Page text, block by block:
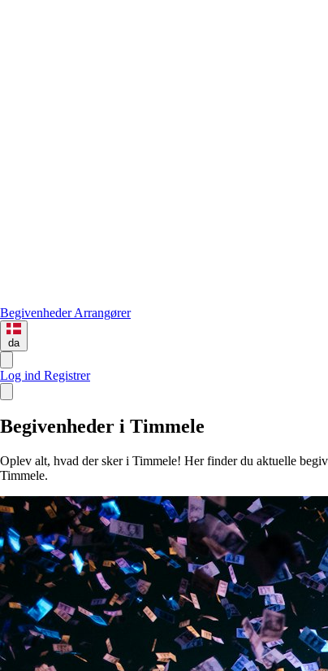
BegivenhederArrangører
da
Log ind Registrer
Begivenheder i Timmele
Oplev alt, hvad der sker i Timmele! Her finder du aktuelle
Timmele.